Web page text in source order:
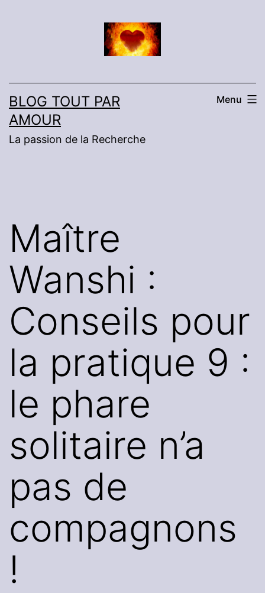
BLOG TOUT PAR
AMOUR
La passion de la Recherche
Menu
Maître
Wanshi :
Conseils pour
la pratique 9 :
le phare
solitaire n’a
pas de
compagnons
!